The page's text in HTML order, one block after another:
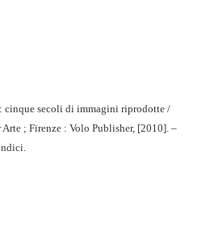
secoli di immagini riprodotte /
; Firenze : Volo Publisher, [2010]. –